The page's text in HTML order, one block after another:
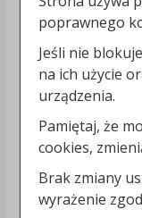
Zielony Rynek
tel.:+48544144000
faks: +48544144444
e-mail:
skrytka ePUAP:
/umwloclawek/
strona www:
poprawnego
Jeśli nie
na ich użycie
urządzenia.
Pamiętaj, że
cookies,
Brak zmiany
wyrażenie